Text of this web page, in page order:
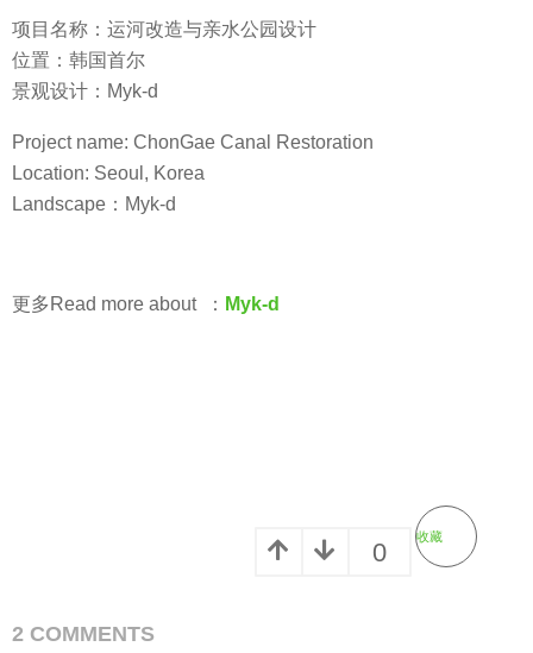
项目名称：运河改造与亲水公园设计
位置：韩国首尔
景观设计：Myk-d
Project name: ChonGae Canal Restoration
Location: Seoul, Korea
Landscape：Myk-d
更多Read more about ： Myk-d
0
收藏
2 COMMENTS